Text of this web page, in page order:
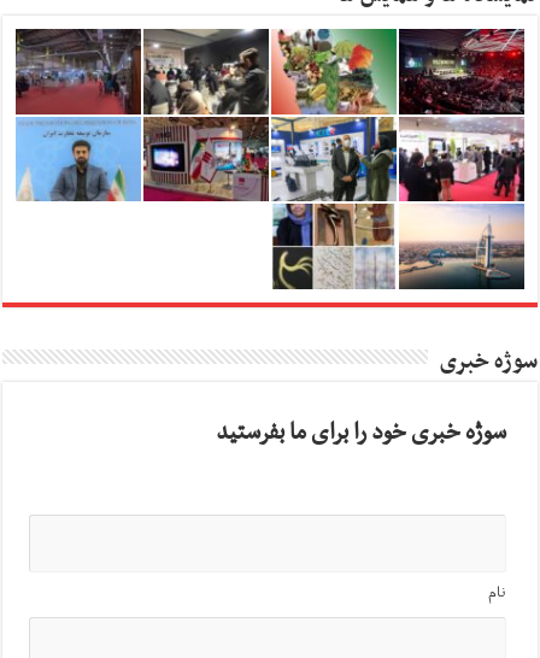
سوژه خبری
سوژه خبری خود را برای ما بفرستید
نام